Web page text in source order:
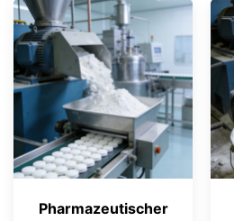
Pharmazeutischer